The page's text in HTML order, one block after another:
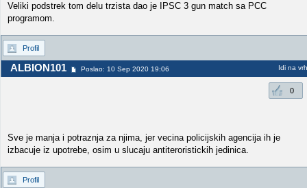
Veliki podstrek tom delu trzista dao je IPSC 3 gun match sa PCC
programom.
Profil
ALBION101 Poslao: 10 Sep 2020 19:06 Idi na vrh
0
Sve je manja i potraznja za njima, jer vecina policijskih agencija ih je
izbacuje iz upotrebe, osim u slucaju antiteroristickih jedinica.
Profil